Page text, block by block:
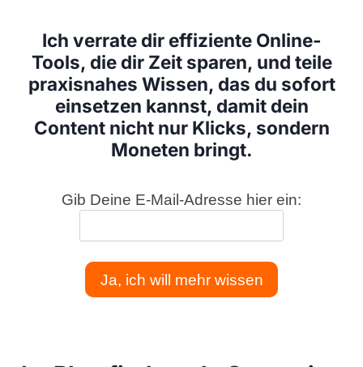
Ich verrate dir effiziente Online-
Tools, die dir Zeit sparen, und teile
praxisnahes Wissen, das du sofort
einsetzen kannst, damit dein
Content nicht nur Klicks, sondern
Moneten bringt.
Gib Deine E-Mail-Adresse hier ein:
Ja, ich will mehr wissen